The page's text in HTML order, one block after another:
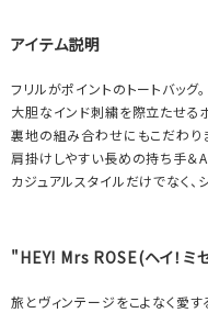
アイテム説明
フリルがポイントのトートバッグ。
大胆なインド刺繍を際立たせる
裏地の組み合わせにもこだわり
肩掛けしやすい長めの持ち手＆
カジュアルスタイルだけでなく
"HEY! Mrs ROSE(ヘイ！ミ
旅とヴィンテージをこよなく愛す